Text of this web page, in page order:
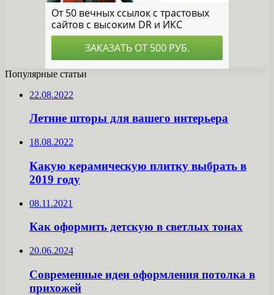
Популярные статьи
22.08.2022
Летние шторы для вашего интерьера
18.08.2022
Какую керамическую плитку выбрать в
2019 году
08.11.2021
Как оформить детскую в светлых тонах
20.06.2024
Современные идеи оформления потолка в
прихожей